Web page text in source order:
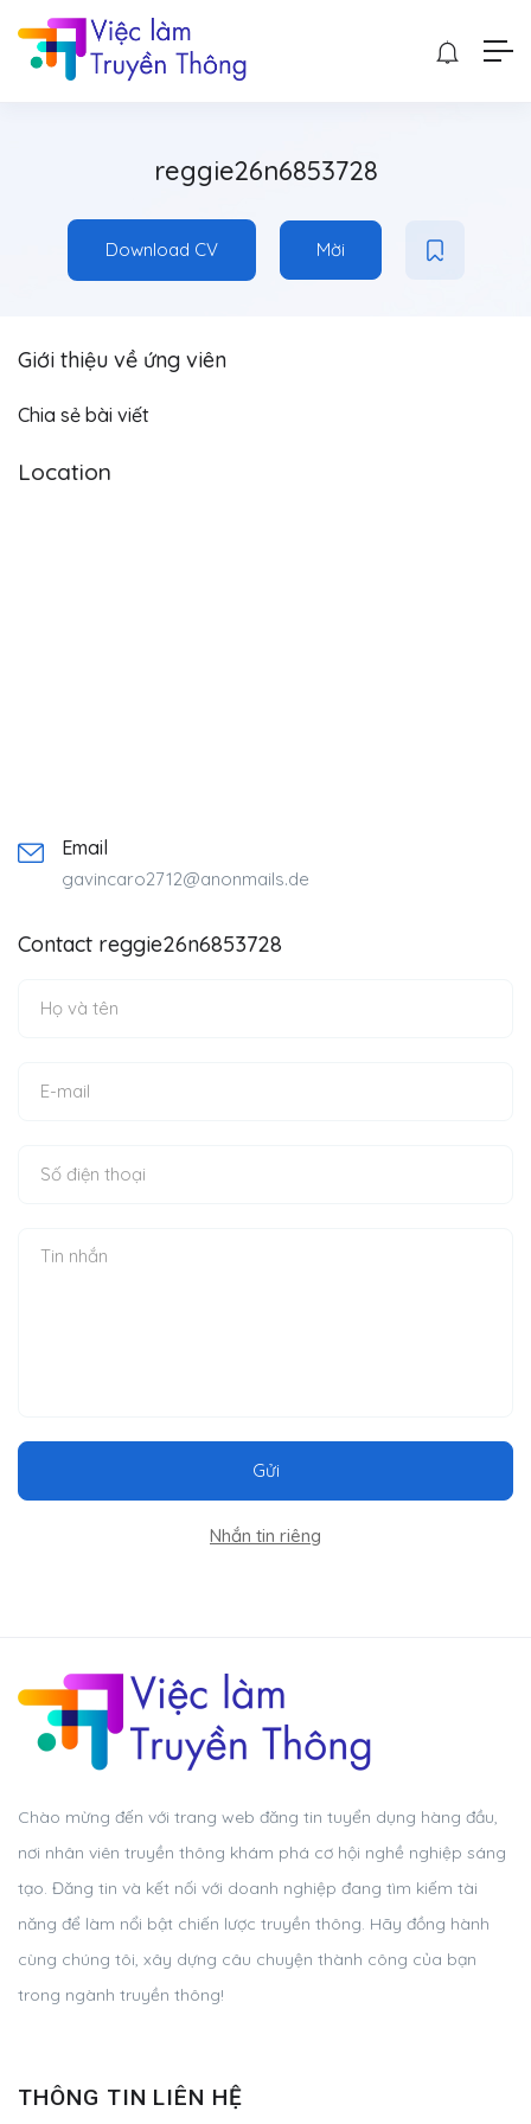
reggie26n6853728
Download CV Mời
Giới thiệu về ứng viên
Chia sẻ bài viết
Location
Email
gavincaro2712@anonmails.de
Contact reggie26n6853728
Gửi
Nhắn tin riêng
Chào mừng đến với trang web đăng tin tuyển dụng hàng đầu,
nơi nhân viên truyền thông khám phá cơ hội nghề nghiệp sáng
tạo. Đăng tin và kết nối với doanh nghiệp đang tìm kiếm tài
năng để làm nổi bật chiến lược truyền thông. Hãy đồng hành
cùng chúng tôi, xây dựng câu chuyện thành công của bạn
trong ngành truyền thông!
THÔNG TIN LIÊN HỆ